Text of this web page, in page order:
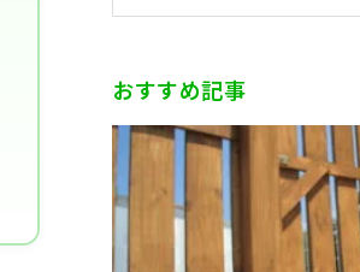
おすすめ記事